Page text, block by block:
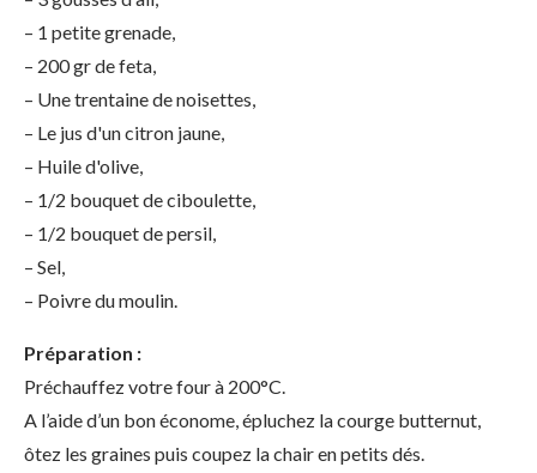
– 1 petite grenade,
– 200 gr de feta,
– Une trentaine de noisettes,
– Le jus d'un citron jaune,
– Huile d'olive,
– 1/2 bouquet de ciboulette,
– 1/2 bouquet de persil,
– Sel,
– Poivre du moulin.
Préparation :
Préchauffez votre four à 200°C.
A l’aide d’un bon économe, épluchez la courge butternut,
ôtez les graines puis coupez la chair en petits dés.